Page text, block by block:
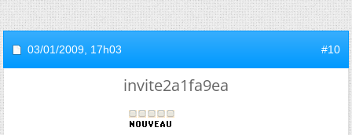
03/01/2009, 17h03 #10
invite2a1fa9ea